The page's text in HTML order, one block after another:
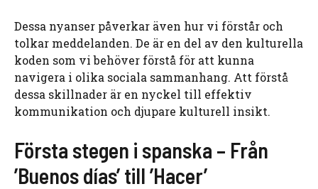
Dessa nyanser påverkar även hur vi förstår och
tolkar meddelanden. De är en del av den kulturella
koden som vi behöver förstå för att kunna
navigera i olika sociala sammanhang. Att förstå
dessa skillnader är en nyckel till effektiv
kommunikation och djupare kulturell insikt.
Första stegen i spanska – Från
’Buenos días’ till ’Hacer’